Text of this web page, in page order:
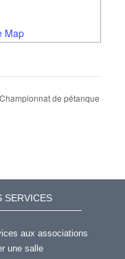
Map
Championnat de pétanque
SERVICES
aux associations
une salle